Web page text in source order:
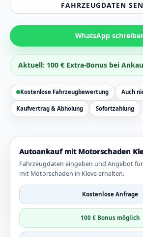
FAHRZEUGDATEN
WhatsApp
Aktuell: 100 € Extra-Bonus bei
Kostenlose Fahrzeugbewertung Auch
Kaufvertrag & Abholung Sofortzahlung
Autoankauf mit Motorschaden
Fahrzeugdaten eingeben und Angebot
mit Motorschaden in Kleve erhalten.
Kostenlose Anfrage
100 € Bonus möglich